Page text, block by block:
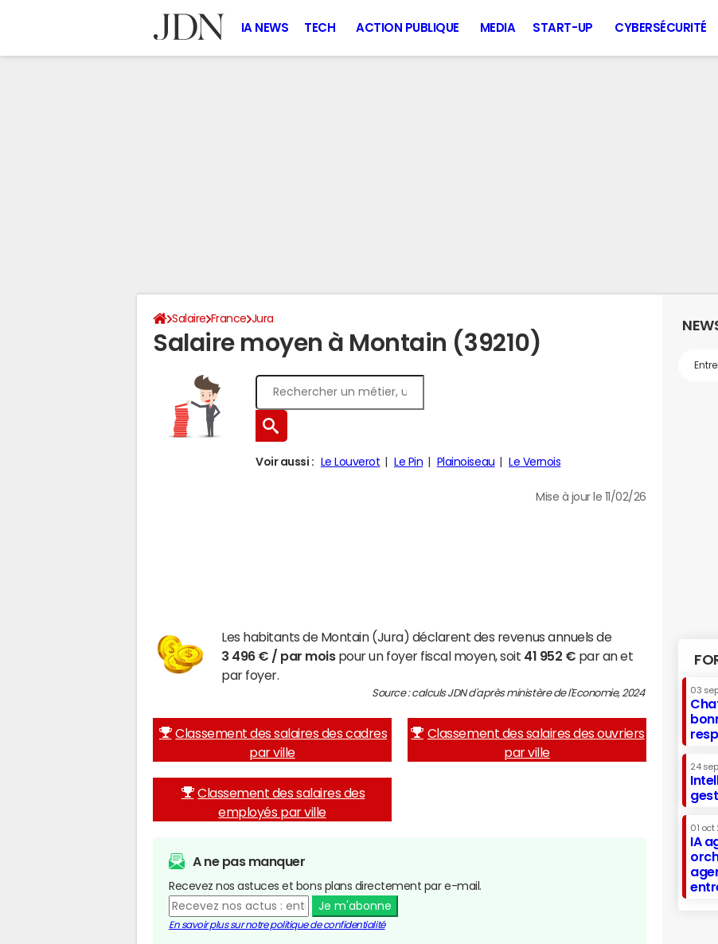
IA NEWS TECH ACTION PUBLIQUE MEDIA START-UP CYBERSÉCURITÉ
Salaire France Jura
Salaire moyen à Montain (39210)
Voir aussi : Le Louverot Le Pin Plainoiseau Le Vernois
Mise à jour le 11/02/26
Les habitants de Montain (Jura) déclarent des revenus annuels de
3 496 € / par moispour un foyer fiscal moyen, soit 41 952 € par an et
par foyer.
Source : calculs JDN d'après ministère de l'Economie, 2024
Classement des salaires des cadres
par ville
Classement des salaires des ouvriers
par ville
Classement des salaires des
employés par ville
A ne pas manquer
Recevez nos astuces et bons plans directement par e-mail.
Je m'abonne
En savoir plus sur notre politique de confidentialité
03
24
01 oct
IA